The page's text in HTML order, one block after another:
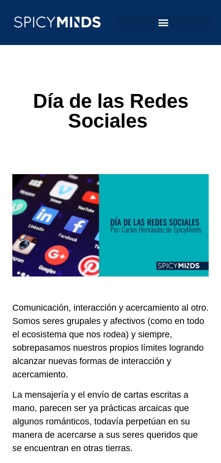
Día de las Redes
Sociales
Comunicación, interacción y acercamiento al otro.
Somos seres grupales y afectivos (como en todo
el ecosistema que nos rodea) y siempre,
sobrepasamos nuestros propios límites logrando
alcanzar nuevas formas de interacción y
acercamiento.
La mensajería y el envío de cartas escritas a
mano, parecen ser ya prácticas arcaicas que
algunos románticos, todavía perpetúan en su
manera de acercarse a sus seres queridos que
se encuentran en otras tierras.